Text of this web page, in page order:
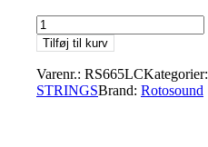
Rotosound
RS665LC
Stainless
String
40-
Tilføj til kurv
Varenr.: RS665LCKategorier:
STRINGSBrand: Rotosound